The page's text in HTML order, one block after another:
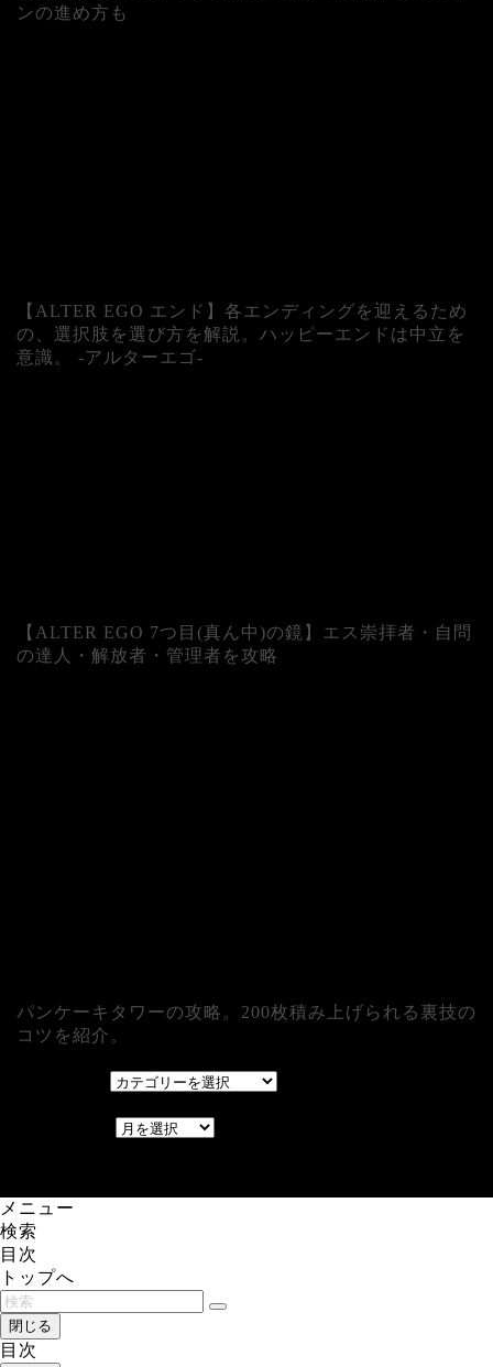
ンの進め方も
【ALTER EGO エンド】各エンディングを迎えるため
の、選択肢を選び方を解説。ハッピーエンドは中立を
意識。 -アルターエゴ-
【ALTER EGO 7つ目(真ん中)の鏡】エス崇拝者・自問
の達人・解放者・管理者を攻略
パンケーキタワーの攻略。200枚積み上げられる裏技の
コツを紹介。
メニュー
検索
目次
トップへ
閉じる
目次